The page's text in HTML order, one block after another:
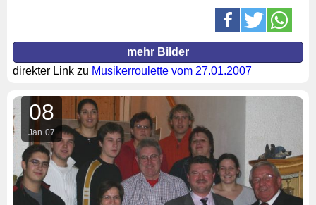
mehr Bilder
direkter Link zu Musikerroulette vom 27.01.2007
08
Jan 07